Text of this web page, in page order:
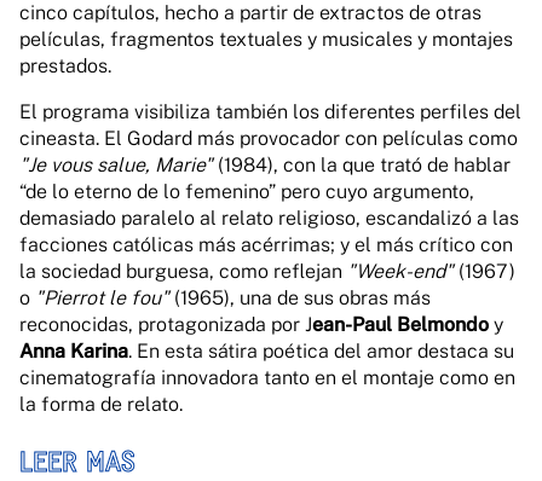
cinco capítulos, hecho a partir de extractos de otras
películas, fragmentos textuales y musicales y montajes
prestados.
El programa visibiliza también los diferentes perfiles del
cineasta. El Godard más provocador con películas como
"Je vous salue, Marie"(1984), con la que trató de hablar
“de lo eterno de lo femenino” pero cuyo argumento,
demasiado paralelo al relato religioso, escandalizó a las
facciones católicas más acérrimas; y el más crítico con
la sociedad burguesa, como reflejan "Week-end"(1967)
o "Pierrot le fou"(1965), una de sus obras más
reconocidas, protagonizada por Jean-Paul Belmondo y
Anna Karina. En esta sátira poética del amor destaca su
cinematografía innovadora tanto en el montaje como en
la forma de relato.
LEER MAS